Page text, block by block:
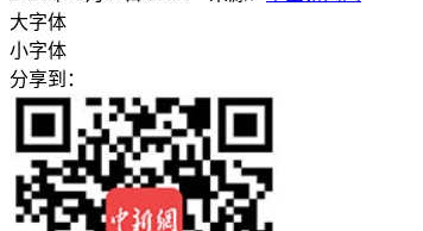
大字体
小字体
分享到：